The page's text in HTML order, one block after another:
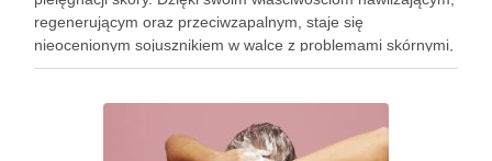
regenerującym oraz przeciwzapalnym, staje się
nieocenionym sojusznikiem w walce z problemami skórnymi,
takimi jak zmarszczki, trądzik czy podrażnienia. Jej działanie